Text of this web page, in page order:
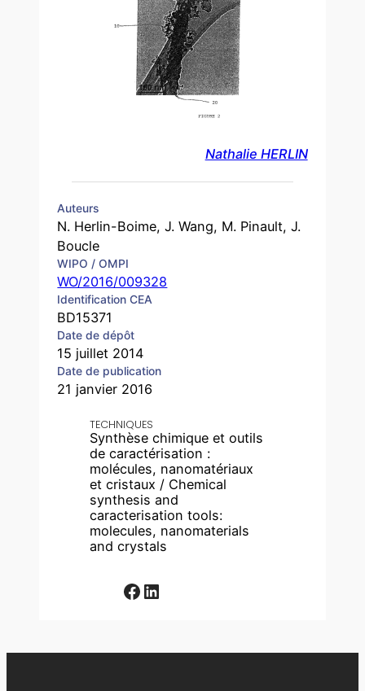
Auteurs
N. Herlin-Boime, J. Wang, M. Pinault, J.
Boucle
WIPO / OMPI
WO/2016/009328
Identification CEA
BD15371
Date de dépôt
15 juillet 2014
Date de publication
21 janvier 2016
TECHNIQUES
Synthèse chimique et outils
de caractérisation :
molécules, nanomatériaux
et cristaux / Chemical
synthesis and
caracterisation tools:
molecules, nanomaterials
and crystals
Facebook LinkedIn
Nathalie HERLIN